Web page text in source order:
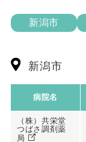
新潟市
新潟市
病院名
（株）共栄堂
つばさ調剤薬
局